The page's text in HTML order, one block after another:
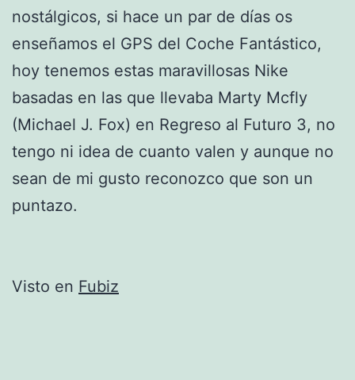
nostálgicos, si hace un par de días os
enseñamos el GPS del Coche Fantástico,
hoy tenemos estas maravillosas Nike
basadas en las que llevaba Marty Mcfly
(Michael J. Fox) en Regreso al Futuro 3, no
tengo ni idea de cuanto valen y aunque no
sean de mi gusto reconozco que son un
puntazo.
Visto en Fubiz